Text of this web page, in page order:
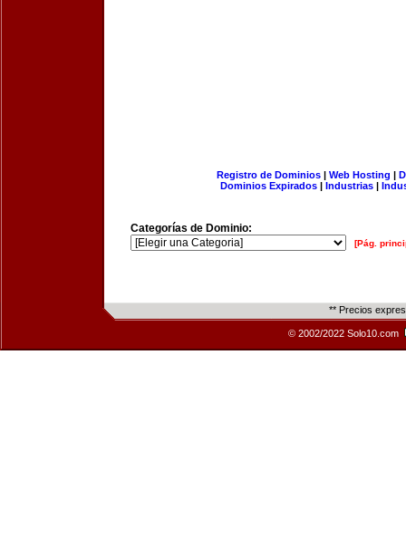
Registro de Dominios| Web Hosting |
Dominios Expirados | Industrias |
Categorías de Dominio:
[Pág.
** Precios
© 2002/2022 Solo10.com